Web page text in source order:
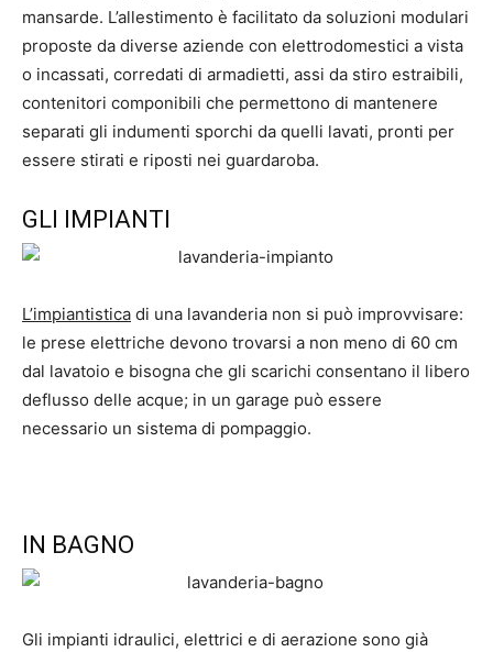
mansarde. L’allestimento è facilitato da soluzioni modulari
proposte da diverse aziende con elettrodomestici a vista
o incassati, corredati di armadietti, assi da stiro estraibili,
contenitori componibili che permettono di mantenere
separati gli indumenti sporchi da quelli lavati, pronti per
essere stirati e riposti nei guardaroba.
GLI IMPIANTI
L’impiantistica di una lavanderia non si può improvvisare:
le prese elettriche devono trovarsi a non meno di 60 cm
dal lavatoio e bisogna che gli scarichi consentano il libero
deflusso delle acque; in un garage può essere
necessario un sistema di pompaggio.
IN BAGNO
Gli impianti idraulici, elettrici e di aerazione sono già